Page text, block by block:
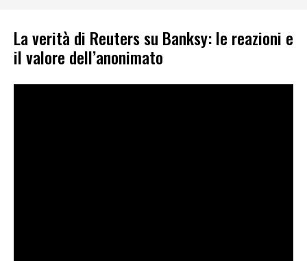
La verità di Reuters su Banksy: le reazioni e
il valore dell’anonimato